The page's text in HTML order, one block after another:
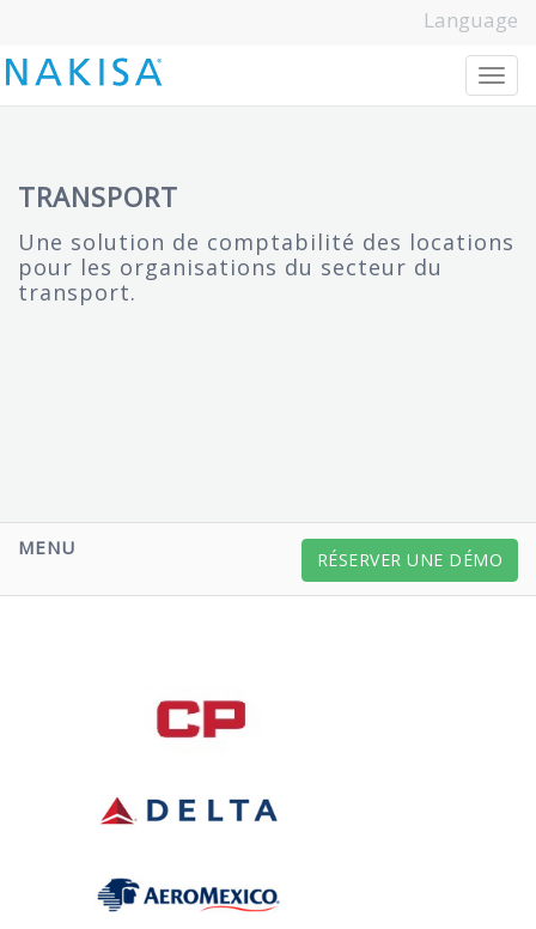
Language
T
o
g
g
l
e
n
a
v
i
g
a
t
i
TRANSPORT
Une solution de comptabilité des locations
pour les organisations du secteur du
transport.
RÉSERVER UNE DÉMO
MENU